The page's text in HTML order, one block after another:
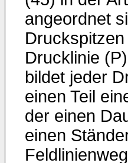
angeordnet
Drucklinie
bildet jeder
einen Teil
der einen
einen